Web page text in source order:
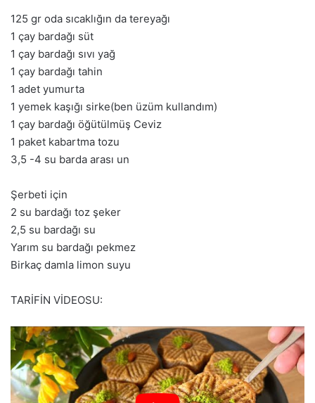
125 gr oda sıcaklığın da tereyağı
1 çay bardağı süt
1 çay bardağı sıvı yağ
1 çay bardağı tahin
1 adet yumurta
1 yemek kaşığı sirke(ben üzüm kullandım)
1 çay bardağı öğütülmüş Ceviz
1 paket kabartma tozu
3,5 -4 su barda arası un
Şerbeti için
2 su bardağı toz şeker
2,5 su bardağı su
Yarım su bardağı pekmez
Birkaç damla limon suyu
TARİFİN VİDEOSU: